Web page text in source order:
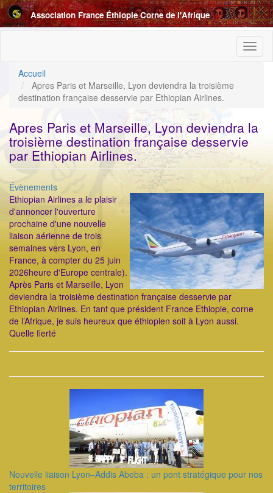
Aller
au
contenu
Association France Éthiopie Corne de l'Afrique
Accueil
Apres Paris et Marseille, Lyon deviendra la troisième
destination française desservie par Ethiopian Airlines.
Apres Paris et Marseille, Lyon deviendra la
troisième destination française desservie
par Ethiopian Airlines.
Catégorie
Évènements
ImageenAvant
Ethiopian Airlines a le plaisir
d'annoncer l'ouverture
prochaine d'une nouvelle
liaison aérienne de trois
semaines vers Lyon, en
France, à compter du 25 juin
2026heure d'Europe centrale).
Après Paris et Marseille, Lyon
deviendra la troisième destination française desservie par
Ethiopian Airlines. En tant que président France Ethiopie, corne
de l’Afrique, je suis heureux que éthiopien soit à Lyon aussi.
Quelle fierté
Nouvelle liaison Lyon–Addis Abeba : un pont stratégique pour nos
territoires